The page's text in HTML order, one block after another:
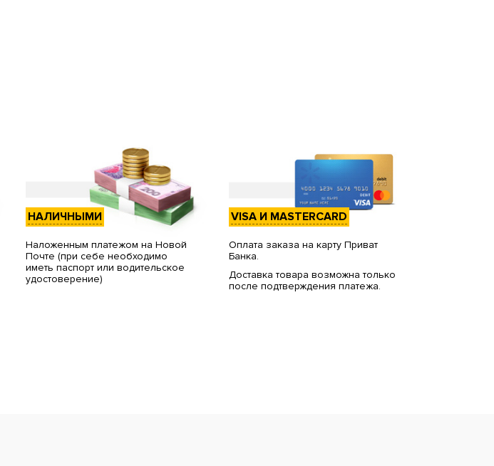
НАЛИЧНЫМИ
Наложенным платежом на Новой
Почте (при себе необходимо
иметь паспорт или водительское
удостоверение)
VISA И MASTERCARD
Оплата заказа на карту Приват
Банка.
Доставка товара возможна только
после подтверждения платежа.